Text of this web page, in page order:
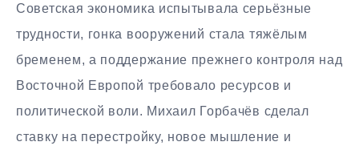
Советская экономика испытывала серьёзные
трудности, гонка вооружений стала тяжёлым
бременем, а поддержание прежнего контроля над
Восточной Европой требовало ресурсов и
политической воли. Михаил Горбачёв сделал
ставку на перестройку, новое мышление и